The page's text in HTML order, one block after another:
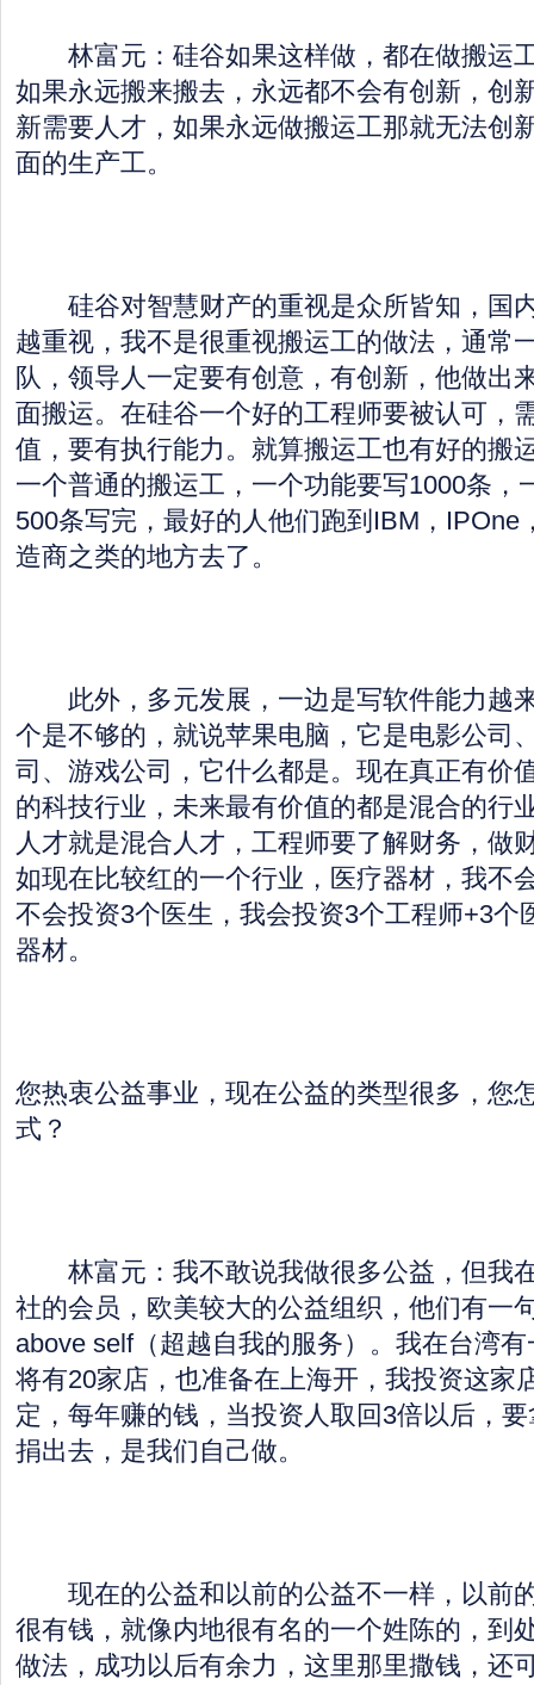
林富元：硅谷如果这样做，都在做搬运
如果永远搬来搬去，永远都不会有创新，创
新需要人才，如果永远做搬运工那就无法创
面的生产工。
硅谷对智慧财产的重视是众所皆知，国
越重视，我不是很重视搬运工的做法，通常
队，领导人一定要有创意，有创新，他做出
面搬运。在硅谷一个好的工程师要被认可，
值，要有执行能力。就算搬运工也有好的搬
一个普通的搬运工，一个功能要写1000条，
500条写完，最好的人他们跑到IBM，IPOne
造商之类的地方去了。
此外，多元发展，一边是写软件能力越
个是不够的，就说苹果电脑，它是电影公司
司、游戏公司，它什么都是。现在真正有价
的科技行业，未来最有价值的都是混合的行
人才就是混合人才，工程师要了解财务，做
如现在比较红的一个行业，医疗器材，我不
不会投资3个医生，我会投资3个工程师+3个
器材。
您热衷公益事业，现在公益的类型很多，您
式？
林富元：我不敢说我做很多公益，但我
社的会员，欧美较大的公益组织，他们有一
above self（超越自我的服务）。我在台湾
将有20家店，也准备在上海开，我投资这家
定，每年赚的钱，当投资人取回3倍以后，
捐出去，是我们自己做。
现在的公益和以前的公益不一样，以前
很有钱，就像内地很有名的一个姓陈的，到
做法，成功以后有余力，这里那里撒钱，还